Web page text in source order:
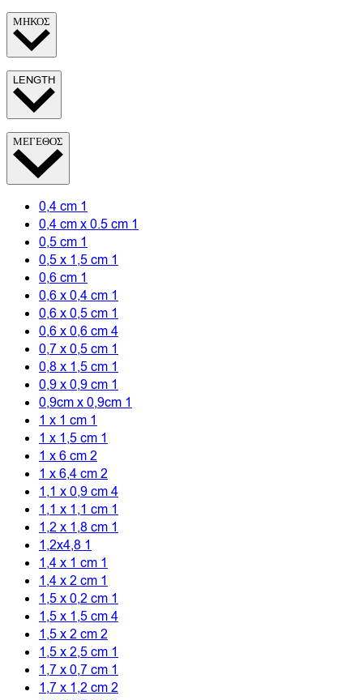
ΜΗΚΟΣ
LENGTH
ΜΕΓΕΘΟΣ
0,4 cm1
0,4 cm x 0.5 cm1
0,5 cm1
0,5 x 1,5 cm1
0,6 cm1
0,6 x 0,4 cm1
0,6 x 0,5 cm1
0,6 x 0,6 cm4
0,7 x 0,5 cm1
0,8 x 1,5 cm1
0,9 x 0,9 cm1
0,9cm x 0,9cm1
1 x 1 cm1
1 x 1,5 cm1
1 x 6 cm2
1 x 6,4 cm2
1,1 x 0,9 cm4
1,1 x 1,1 cm1
1,2 x 1,8 cm1
1,2x4,81
1,4 x 1 cm1
1,4 x 2 cm1
1,5 x 0,2 cm1
1,5 x 1,5 cm4
1,5 x 2 cm2
1,5 x 2,5 cm1
1,7 x 0,7 cm1
1,7 x 1,2 cm2